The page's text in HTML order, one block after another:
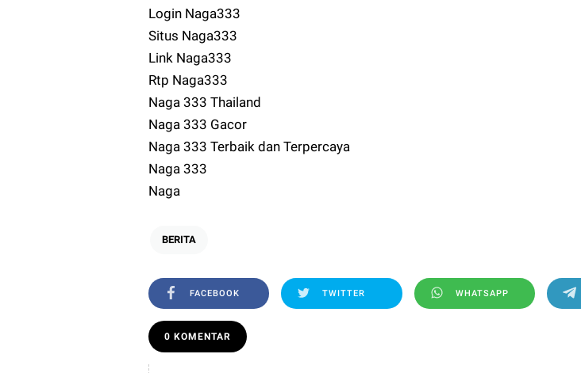
Login Naga333
Situs Naga333
Link Naga333
Rtp Naga333
Naga 333 Thailand
Naga 333 Gacor
Naga 333 Terbaik dan Terpercaya
Naga 333
Naga
BERITA
FACEBOOK TWITTER WHATSAPP
0 KOMENTAR